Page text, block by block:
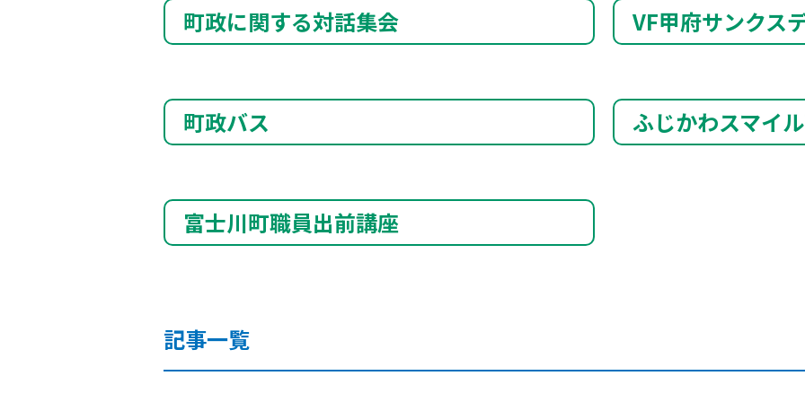
町政に関する対話集会 VF甲府サンクス
町政バス ふじかわスマイ
富士川町職員出前講座
記事一覧